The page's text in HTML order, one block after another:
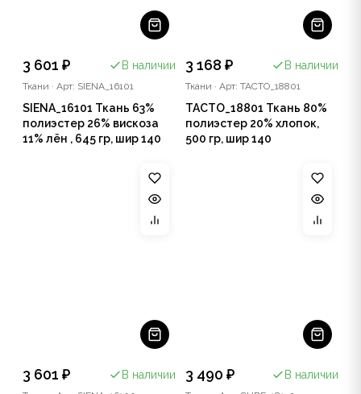
3 601 ₽ В наличии
Ткани · Арт: SIENA_16101
SIENA_16101 Ткань 63%
полиэстер 26% вискоза
11% лён , 645 гр, шир 140
3 168 ₽ В наличии
Ткани · Арт: TACTO_18801
TACTO_18801 Ткань 80%
полиэстер 20% хлопок,
500 гр, шир 140
3 601 ₽ В наличии 3 490 ₽ В наличии